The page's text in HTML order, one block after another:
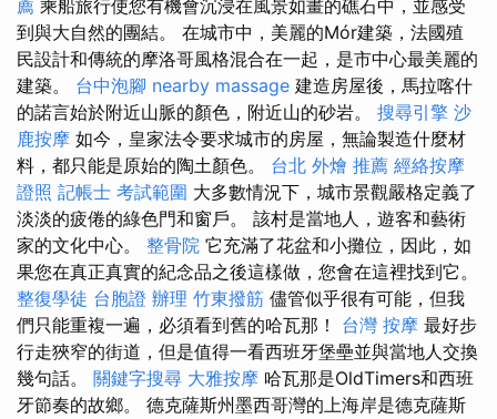
薦 乘船旅行使您有機會沉浸在風景如畫的礁石中，並感受
到與大自然的團結。 在城市中，美麗的Mór建築，法國殖
民設計和傳統的摩洛哥風格混合在一起，是市中心最美麗的
建築。 台中泡腳 nearby massage 建造房屋後，馬拉喀什
的諾言始於附近山脈的顏色，附近山的砂岩。 搜尋引擎 沙
鹿按摩 如今，皇家法令要求城市的房屋，無論製造什麼材
料，都只能是原始的陶土顏色。 台北 外燴 推薦 經絡按摩
證照 記帳士 考試範圍 大多數情況下，城市景觀嚴格定義了
淡淡的疲倦的綠色門和窗戶。 該村是當地人，遊客和藝術
家的文化中心。 整骨院 它充滿了花盆和小攤位，因此，如
果您在真正真實的紀念品之後這樣做，您會在這裡找到它。
整復學徒 台胞證 辦理 竹東撥筋 儘管似乎很有可能，但我
們只能重複一遍，必須看到舊的哈瓦那！ 台灣 按摩 最好步
行走狹窄的街道，但是值得一看西班牙堡壘並與當地人交換
幾句話。 關鍵字搜尋 大雅按摩 哈瓦那是OldTimers和西班
牙節奏的故鄉。 德克薩斯州墨西哥灣的上海岸是德克薩斯